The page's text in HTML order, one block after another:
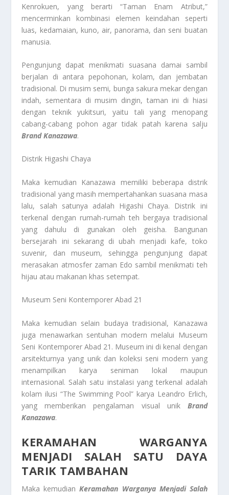
Kenrokuen, yang berarti “Taman Enam Atribut,”
mencerminkan kombinasi elemen keindahan seperti
luas, kedamaian, kuno, air, panorama, dan seni buatan
manusia.
Pengunjung dapat menikmati suasana damai sambil
berjalan di antara pepohonan, kolam, dan jembatan
tradisional. Di musim semi, bunga sakura mekar dengan
indah, sementara di musim dingin, taman ini di hiasi
dengan teknik yukitsuri, yaitu tali yang menopang
cabang-cabang pohon agar tidak patah karena salju
Brand Kanazawa.
Distrik Higashi Chaya
Maka kemudian Kanazawa memiliki beberapa distrik
tradisional yang masih mempertahankan suasana masa
lalu, salah satunya adalah Higashi Chaya. Distrik ini
terkenal dengan rumah-rumah teh bergaya tradisional
yang dahulu di gunakan oleh geisha. Bangunan
bersejarah ini sekarang di ubah menjadi kafe, toko
suvenir, dan museum, sehingga pengunjung dapat
merasakan atmosfer zaman Edo sambil menikmati teh
hijau atau makanan khas setempat.
Museum Seni Kontemporer Abad 21
Maka kemudian selain budaya tradisional, Kanazawa
juga menawarkan sentuhan modern melalui Museum
Seni Kontemporer Abad 21. Museum ini di kenal dengan
arsitekturnya yang unik dan koleksi seni modern yang
menampilkan karya seniman lokal maupun
internasional. Salah satu instalasi yang terkenal adalah
kolam ilusi “The Swimming Pool” karya Leandro Erlich,
yang memberikan pengalaman visual unikBrand
Kanazawa.
KERAMAHAN WARGANYA
MENJADI SALAH SATU DAYA
TARIK TAMBAHAN
Maka kemudian Keramahan Warganya Menjadi Salah